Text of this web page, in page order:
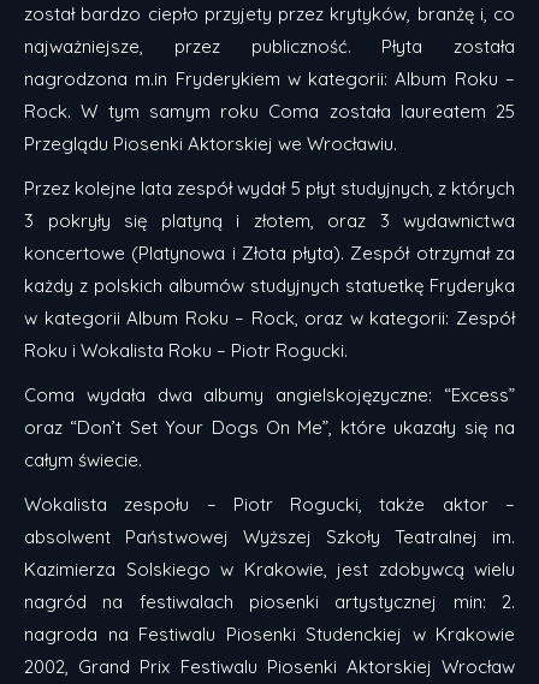
został bardzo ciepło przyjety przez krytyków, branżę i, co
najważniejsze, przez publiczność. Płyta została
nagrodzona m.in Fryderykiem w kategorii: Album Roku –
Rock. W tym samym roku Coma została laureatem 25
Przeglądu Piosenki Aktorskiej we Wrocławiu.
Przez kolejne lata zespół wydał 5 płyt studyjnych, z których
3 pokryły się platyną i złotem, oraz 3 wydawnictwa
koncertowe (Platynowa i Złota płyta). Zespół otrzymał za
każdy z polskich albumów studyjnych statuetkę Fryderyka
w kategorii Album Roku – Rock, oraz w kategorii: Zespół
Roku i Wokalista Roku – Piotr Rogucki.
Coma wydała dwa albumy angielskojęzyczne: “Excess”
oraz “Don’t Set Your Dogs On Me”, które ukazały się na
całym świecie.
Wokalista zespołu – Piotr Rogucki, także aktor –
absolwent Państwowej Wyższej Szkoły Teatralnej im.
Kazimierza Solskiego w Krakowie, jest zdobywcą wielu
nagród na festiwalach piosenki artystycznej min: 2.
nagroda na Festiwalu Piosenki Studenckiej w Krakowie
2002, Grand Prix Festiwalu Piosenki Aktorskiej Wrocław